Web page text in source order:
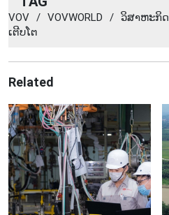
VOV / VOVWORLD / ວິ​ສາ​ຫະ​ກິດ
ເຕີບ​ໂຕ
Related